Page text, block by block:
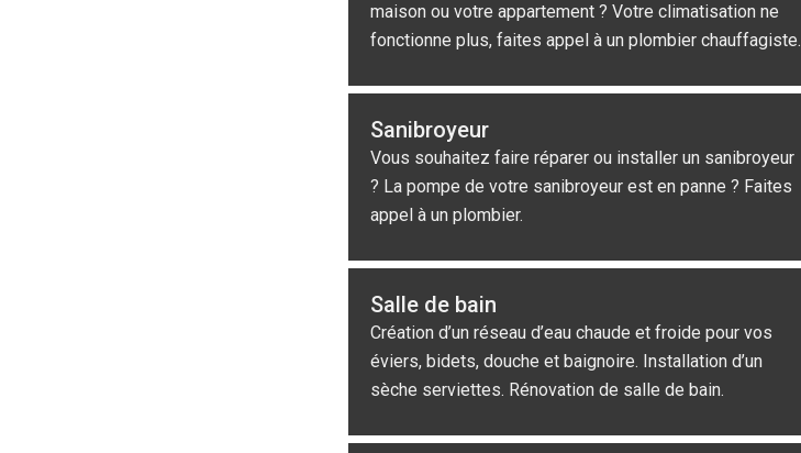
maison ou votre appartement ? Votre climatisation ne
fonctionne plus, faites appel à un plombier chauffagiste.
Sanibroyeur
Vous souhaitez faire réparer ou installer un sanibroyeur
? La pompe de votre sanibroyeur est en panne ? Faites
appel à un plombier.
Salle de bain
Création d’un réseau d’eau chaude et froide pour vos
éviers, bidets, douche et baignoire. Installation d’un
sèche serviettes. Rénovation de salle de bain.